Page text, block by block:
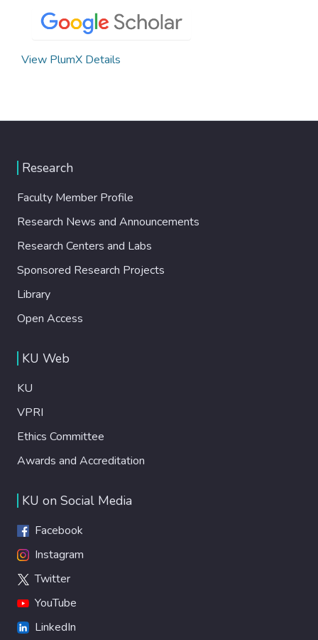
View PlumX Details
Research
Faculty Member Profile
Research News and Announcements
Research Centers and Labs
Sponsored Research Projects
Library
Open Access
KU Web
KU
VPRI
Ethics Committee
Awards and Accreditation
KU on Social Media
Facebook
Instagram
Twitter
YouTube
LinkedIn